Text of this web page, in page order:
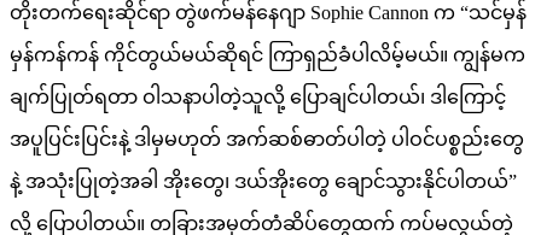
တိုးတက်ရေးဆိုင်ရာ တွဲဖက်မန်နေဂျာ Sophie Cannon က “သင်မှန်
မှန်ကန်ကန် ကိုင်တွယ်မယ်ဆိုရင် ကြာရှည်ခံပါလိမ့်မယ်။ ကျွန်မက
ချက်ပြုတ်ရတာ ဝါသနာပါတဲ့သူလို့ ပြောချင်ပါတယ်၊ ဒါကြောင့်
အပူပြင်းပြင်းနဲ့ ဒါမှမဟုတ် အက်ဆစ်ဓာတ်ပါတဲ့ ပါဝင်ပစ္စည်းတွေ
နဲ့ အသုံးပြုတဲ့အခါ အိုးတွေ၊ ဒယ်အိုးတွေ ချောင်သွားနိုင်ပါတယ်”
လို့ ပြောပါတယ်။ တခြားအမှတ်တံဆိပ်တွေထက် ကပ်မလွယ်တဲ့